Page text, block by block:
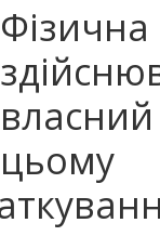
цьому